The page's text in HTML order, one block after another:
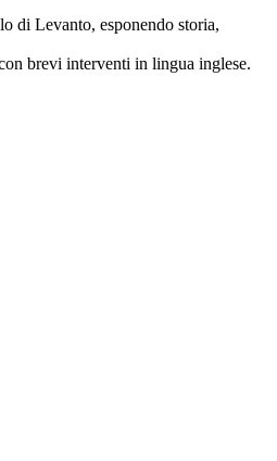
di Levanto, esponendo storia,
brevi interventi in lingua inglese.